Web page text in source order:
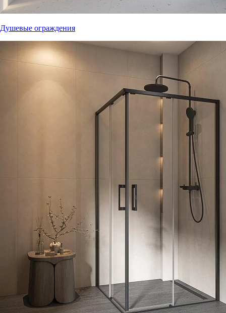
Душевые ограждения